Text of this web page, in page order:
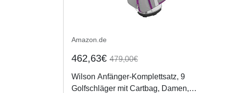
Amazon.de
462,63€ 479,00€
Wilson Anfänger-Komplettsatz, 9
Golfschläger mit Cartbag, Damen,